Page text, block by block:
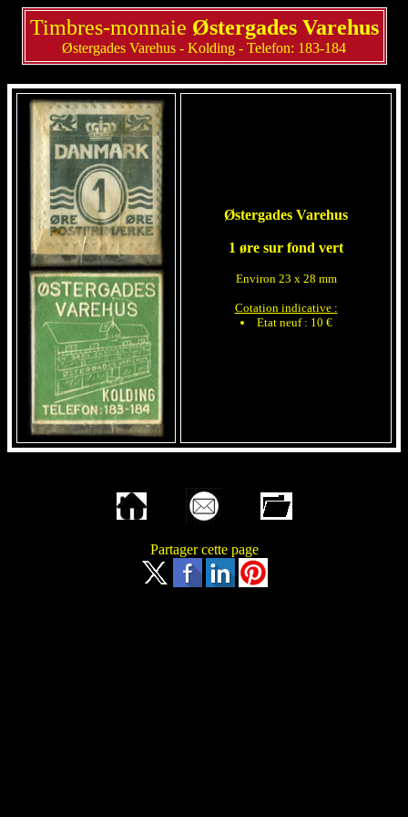
Timbres-monnaie Østergades Varehus
Østergades Varehus - Kolding - Telefon: 183-184
Østergades Varehus
1 øre sur fond vert
Environ 23 x 28 mm
Cotation indicative :
Etat neuf : 10 €
Partager cette page